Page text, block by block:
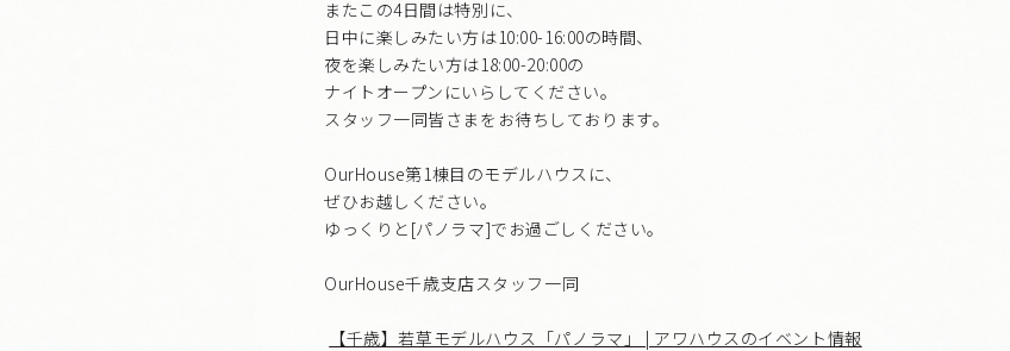
またこの4日間は特別に、
日中に楽しみたい方は10:00-16:00の時間、
夜を楽しみたい方は18:00-20:00の
ナイトオープンにいらしてください。
スタッフ一同皆さまをお待ちしております。
OurHouse第1棟目のモデルハウスに、
ぜひお越しください。
ゆっくりと[パノラマ]でお過ごしください。
OurHouse千歳支店スタッフ一同
【千歳】若草モデルハウス「パノラマ」 | アワハウスのイベント情報